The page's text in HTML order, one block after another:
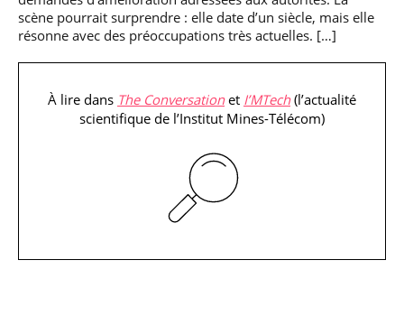
scène pourrait surprendre : elle date d’un siècle, mais elle
résonne avec des préoccupations très actuelles. […]
À lire dans The Conversationet I’MTech(l’actualité
scientifique de l’Institut Mines-Télécom)